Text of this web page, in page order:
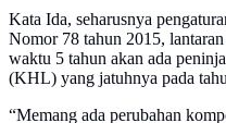
Kata Ida, seharusnya
Nomor 78 tahun 2015,
waktu 5 tahun akan ada
(KHL) yang jatuhnya pada
“Memang ada perubahan